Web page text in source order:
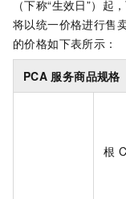
（下称“生效日”）起
将以统一价格进行售
的价格如下表所示：
PCA 服务商品规格
根